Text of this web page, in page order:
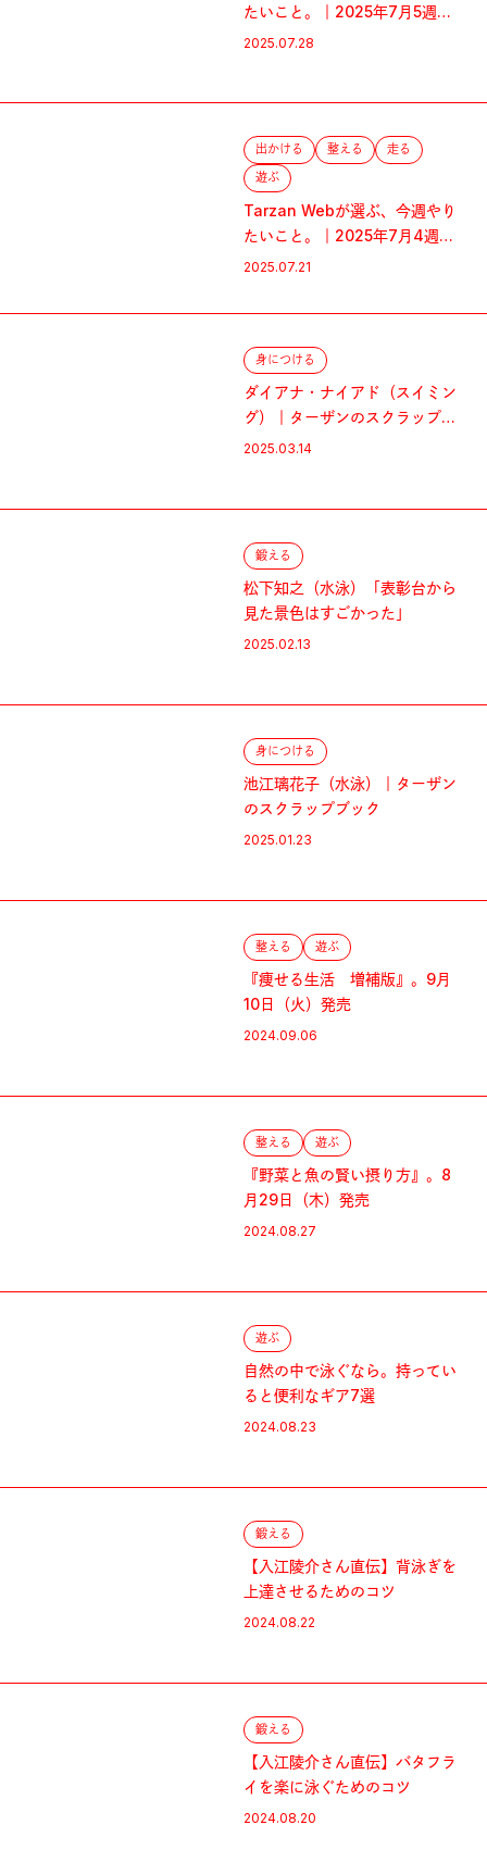
たいこと。｜2025年7月5週目
のWeekly Watch List
2025.07.28
出かける 整える
走る
遊ぶ
Tarzan Webが選ぶ、今週やり
たいこと。｜2025年7月4週目
のWeekly Watch List
2025.07.21
身につける
ダイアナ・ナイアド（スイミン
グ）｜ターザンのスクラップブ
ック
2025.03.14
鍛える
松下知之（水泳）「表彰台から
見た景色はすごかった」
2025.02.13
身につける
池江璃花子（水泳）｜ターザン
のスクラップブック
2025.01.23
整える 遊ぶ
『痩せる生活 増補版』。9月
10日（火）発売
2024.09.06
整える 遊ぶ
『野菜と魚の賢い摂り方』。8
月29日（木）発売
2024.08.27
遊ぶ
自然の中で泳ぐなら。持ってい
ると便利なギア7選
2024.08.23
鍛える
【入江陵介さん直伝】背泳ぎを
上達させるためのコツ
2024.08.22
鍛える
【入江陵介さん直伝】バタフラ
イを楽に泳ぐためのコツ
2024.08.20